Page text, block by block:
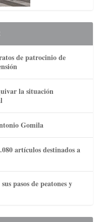
de patrocinio de
la situación
Gomila
artículos destinados a
pasos de peatones y